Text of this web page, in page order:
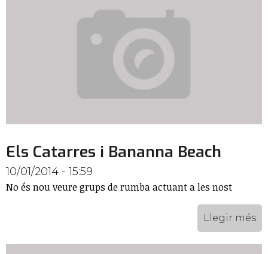
Els Catarres i Bananna Beach
10/01/2014 - 15:59
No és nou veure grups de rumba actuant a les nost
Llegir més